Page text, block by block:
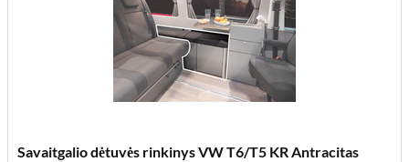
Savaitgalio dėtuvės rinkinys VW T6/T5 KR Antracitas